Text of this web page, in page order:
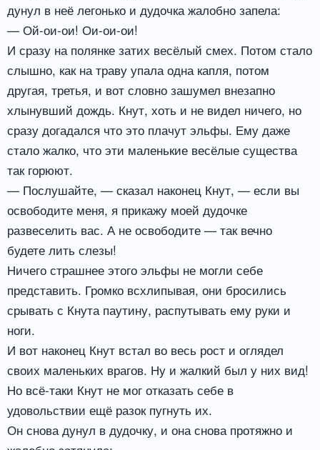
дунул в неё легонько и дудочка жалобно запела:
— Ой-ои-ои! Ои-ои-ои!
И сразу на полянке затих весёлый смех. Потом стало
слышно, как на траву упала одна капля, потом
другая, третья, и вот словно зашумел внезапно
хлынувший дождь. Кнут, хоть и не видел ничего, но
сразу догадался что это плачут эльфы. Ему даже
стало жалко, что эти маленькие весёлые существа
так горюют.
— Послушайте, — сказал наконец Кнут, — если вы
освободите меня, я прикажу моей дудочке
развеселить вас. А не освободите — так вечно
будете лить слезы!
Ничего страшнее этого эльфы не могли себе
представить. Громко всхлипывая, они бросились
срывать с Кнута паутину, распутывать ему руки и
ноги.
И вот наконец Кнут встал во весь рост и оглядел
своих маленьких врагов. Ну и жалкий был у них вид!
Но всё-таки Кнут не мог отказать себе в
удовольствии ещё разок пугнуть их.
Он снова дунул в дудочку, и она снова протяжно и